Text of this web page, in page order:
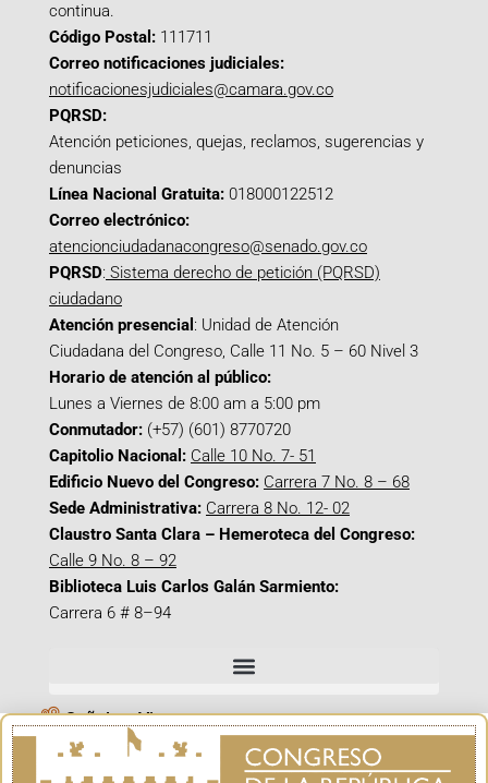
continua.
Código Postal: 111711
Correo notificaciones judiciales:
notificacionesjudiciales@camara.gov.co
PQRSD:
Atención peticiones, quejas, reclamos, sugerencias y
denuncias
Línea Nacional Gratuita: 018000122512
Correo electrónico:
atencionciudadanacongreso@senado.gov.co
PQRSD: Sistema derecho de petición (PQRSD)
ciudadano
Atención presencial : Unidad de Atención
Ciudadana del Congreso, Calle 11 No. 5 – 60 Nivel 3
Horario de atención al público:
Lunes a Viernes de 8:00 am a 5:00 pm
Conmutador: (+57) (601) 8770720
Capitolio Nacional: Calle 10 No. 7- 51
Edificio Nuevo del Congreso: Carrera 7 No. 8 – 68
Sede Administrativa: Carrera 8 No. 12- 02
Claustro Santa Clara – Hemeroteca del Congreso:
Calle 9 No. 8 – 92
Biblioteca Luis Carlos Galán Sarmiento:
Carrera 6 # 8–94
Señal en Vivo
Facebook_@CamaraColombia